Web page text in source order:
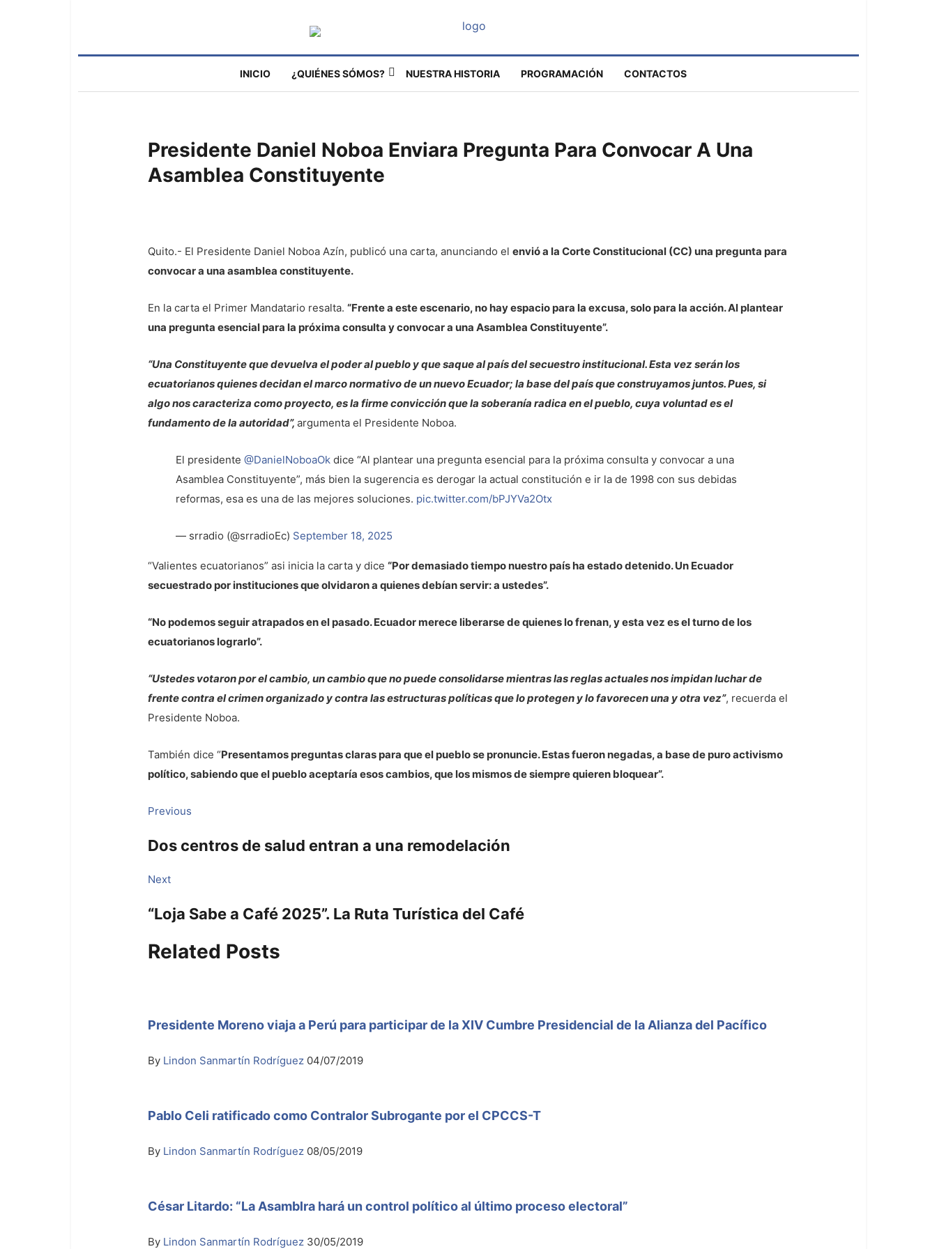
INICIO ¿QUIÉNES SÓMOS? NUESTRA HISTORIA PROGRAMACIÓN CONTACTOS
Presidente Daniel Noboa Enviara Pregunta Para Convocar A Una
Asamblea Constituyente
Quito.- El Presidente Daniel Noboa Azín, publicó una carta, anunciando el envió a la Corte Constitucional (CC) una pregunta para
convocar a una asamblea constituyente.
En la carta el Primer Mandatario resalta. “Frente a este escenario, no hay espacio para la excusa, solo para la acción. Al plantear
una pregunta esencial para la próxima consulta y convocar a una Asamblea Constituyente”.
“Una Constituyente que devuelva el poder al pueblo y que saque al país del secuestro institucional. Esta vez serán los
ecuatorianos quienes decidan el marco normativo de un nuevo Ecuador; la base del país que construyamos juntos. Pues, si
algo nos caracteriza como proyecto, es la firme convicción que la soberanía radica en el pueblo, cuya voluntad es el
fundamento de la autoridad”, argumenta el Presidente Noboa.
El presidente @DanielNoboaOk dice “Al plantear una pregunta esencial para la próxima consulta y convocar a una
Asamblea Constituyente”, más bien la sugerencia es derogar la actual constitución e ir la de 1998 con sus debidas
reformas, esa es una de las mejores soluciones. pic.twitter.com/bPJYVa2Otx
— srradio (@srradioEc) September 18, 2025
“Valientes ecuatorianos” asi inicia la carta y dice “Por demasiado tiempo nuestro país ha estado detenido. Un Ecuador
secuestrado por instituciones que olvidaron a quienes debían servir: a ustedes”.
“No podemos seguir atrapados en el pasado. Ecuador merece liberarse de quienes lo frenan, y esta vez es el turno de los
ecuatorianos lograrlo”.
“Ustedes votaron por el cambio, un cambio que no puede consolidarse mientras las reglas actuales nos impidan luchar de
frente contra el crimen organizado y contra las estructuras políticas que lo protegen y lo favorecen una y otra vez”, recuerda el
Presidente Noboa.
También dice “Presentamos preguntas claras para que el pueblo se pronuncie. Estas fueron negadas, a base de puro activismo
político, sabiendo que el pueblo aceptaría esos cambios, que los mismos de siempre quieren bloquear”.
Navegación
de
Previous
Dos centros de salud entran a una remodelación
NextNext
“Loja Sabe a Café 2025”. La Ruta Turística del Café
Related Posts
Presidente Moreno viaja a Perú para participar de la XIV Cumbre Presidencial de la Alianza del Pacífico
By Lindon Sanmartín Rodríguez 04/07/2019
Pablo Celi ratificado como Contralor Subrogante por el CPCCS-T
By Lindon Sanmartín Rodríguez 08/05/2019
César Litardo: “La Asamblra hará un control político al último proceso electoral”
By Lindon Sanmartín Rodríguez 30/05/2019